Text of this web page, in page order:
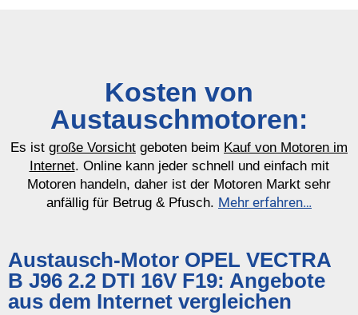
Kosten von
Austauschmotoren:
Es ist große Vorsicht geboten beim Kauf von Motoren im
Internet. Online kann jeder schnell und einfach mit
Motoren handeln, daher ist der Motoren Markt sehr
anfällig für Betrug & Pfusch. Mehr erfahren…
Austausch-Motor OPEL VECTRA
B J96 2.2 DTI 16V F19: Angebote
aus dem Internet vergleichen